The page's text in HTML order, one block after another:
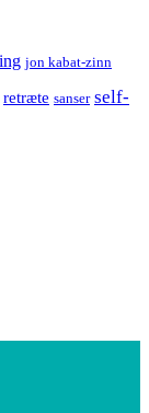
jon kabat-zinn
retræte sanser self-